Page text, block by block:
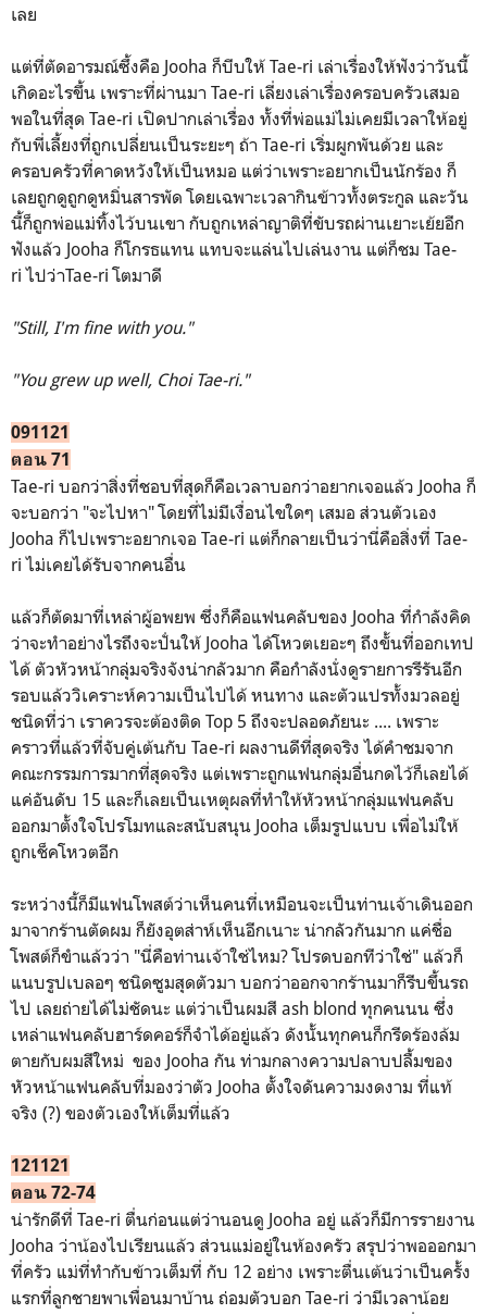
เลย
แต่ที่ตัดอารมณ์ซึ้งคือ Jooha ก็บีบให้ Tae-ri เล่าเรื่องให้ฟังว่าวันนี้
เกิดอะไรขึ้น เพราะที่ผ่านมา Tae-ri เลี่ยงเล่าเรื่องครอบครัวเสมอ
พอในที่สุด Tae-ri เปิดปากเล่าเรื่อง ทั้งที่พ่อแม่ไม่เคยมีเวลาให้อยู่
กับพี่เลี้ยงที่ถูกเปลี่ยนเป็นระยะๆ ถ้า Tae-ri เริ่มผูกพันด้วย และ
ครอบครัวที่คาดหวังให้เป็นหมอ แต่ว่าเพราะอยากเป็นนักร้อง ก็
เลยถูกดูถูกดูหมิ่นสารพัด โดยเฉพาะเวลากินข้าวทั้งตระกูล และวัน
นี้ก็ถูกพ่อแม่ทิ้งไว้บนเขา กับถูกเหล่าญาติที่ขับรถผ่านเยาะเย้ยอีก
ฟังแล้ว Jooha ก็โกรธแทน แทบจะแล่นไปเล่นงาน แต่ก็ชม Tae-
ri ไปว่าTae-ri โตมาดี
"Still, I'm fine with you."
"You grew up well, Choi Tae-ri."
091121
ตอน 71
Tae-ri บอกว่าสิ่งที่ชอบที่สุดก็คือเวลาบอกว่าอยากเจอแล้ว Jooha ก็
จะบอกว่า "จะไปหา" โดยที่ไม่มีเงื่อนไขใดๆ เสมอ ส่วนตัวเอง
Jooha ก็ไปเพราะอยากเจอ Tae-ri แต่ก็กลายเป็นว่านี่คือสิ่งที่ Tae-
ri ไม่เคยได้รับจากคนอื่น
แล้วก็ตัดมาที่เหล่าผู้อพยพ ซึ่งก็คือแฟนคลับของ Jooha ที่กำลังคิด
ว่าจะทำอย่างไรถึงจะปั่นให้ Jooha ได้โหวตเยอะๆ ถึงขั้นที่ออกเทป
ได้ ตัวหัวหน้ากลุ่มจริงจังน่ากลัวมาก คือกำลังนั่งดูรายการรีรันอีก
รอบแล้ววิเคราะห์ความเป็นไปได้ หนทาง และตัวแปรทั้งมวลอยู่
ชนิดที่ว่า เราควรจะต้องติด Top 5 ถึงจะปลอดภัยนะ .... เพราะ
คราวที่แล้วที่จับคู่เต้นกับ Tae-ri ผลงานดีที่สุดจริง ได้คำชมจาก
คณะกรรมการมากที่สุดจริง แต่เพราะถูกแฟนกลุ่มอื่นกดไว้ก็เลยได้
แค่อันดับ 15 และก็เลยเป็นเหตุผลที่ทำให้หัวหน้ากลุ่มแฟนคลับ
ออกมาตั้งใจโปรโมทและสนับสนุน Jooha เต็มรูปแบบ เพื่อไม่ให้
ถูกเช็คโหวตอีก
ระหว่างนี้ก็มีแฟนโพสต์ว่าเห็นคนที่เหมือนจะเป็นท่านเจ้าเดินออก
มาจากร้านตัดผม ก็ยังอุตส่าห์เห็นอีกเนาะ น่ากลัวกันมาก แค่ชื่อ
โพสต์ก็ขำแล้วว่า "นี่คือท่านเจ้าใช่ไหม? โปรดบอกทีว่าใช่" แล้วก็
แนบรูปเบลอๆ ชนิดซูมสุดตัวมา บอกว่าออกจากร้านมาก็รีบขึ้นรถ
ไป เลยถ่ายได้ไม่ชัดนะ แต่ว่าเป็นผมสี ash blond ทุกคนนน ซึ่ง
เหล่าแฟนคลับฮาร์ดคอร์ก็จำได้อยู่แล้ว ดังนั้นทุกคนก็กรีดร้องล้ม
ตายกับผมสีใหม่ ของ Jooha กัน ท่ามกลางความปลาบปลื้มของ
หัวหน้าแฟนคลับที่มองว่าตัว Jooha ตั้งใจดันความงดงาม ที่แท้
จริง (?) ของตัวเองให้เต็มที่แล้ว
121121
ตอน 72-74
น่ารักดีที่ Tae-ri ตื่นก่อนแต่ว่านอนดู Jooha อยู่ แล้วก็มีการรายงาน
Jooha ว่าน้องไปเรียนแล้ว ส่วนแม่อยู่ในห้องครัว สรุปว่าพอออกมา
ที่ครัว แม่ที่ทำกับข้าวเต็มที่ กับ 12 อย่าง เพราะตื่นเต้นว่าเป็นครั้ง
แรกที่ลูกชายพาเพื่อนมาบ้าน ถ่อมตัวบอก Tae-ri ว่ามีเวลาน้อย